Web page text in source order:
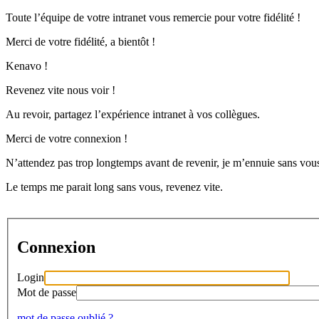
Toute l’équipe de votre intranet vous remercie pour votre fidélité !
Merci de votre fidélité, a bientôt !
Kenavo !
Revenez vite nous voir !
Au revoir, partagez l’expérience intranet à vos collègues.
Merci de votre connexion !
N’attendez pas trop longtemps avant de revenir, je m’ennuie sans
Le temps me parait long sans vous, revenez vite.
Connexion
Login
Mot de passe